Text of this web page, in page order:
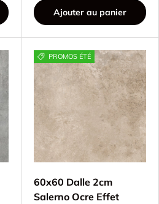
Ajouter au panier
PROMOS ÉTÉ
60x60 Dalle 2cm
Salerno Ocre Effet